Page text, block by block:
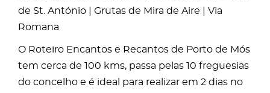
de St. António | Grutas de Mira de Aire | Via
Romana
O Roteiro Encantos e Recantos de Porto de Mós
tem cerca de 100 kms, passa pelas 10 freguesias
do concelho e é ideal para realizar em 2 dias no